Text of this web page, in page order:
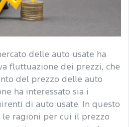
delle auto usate ha
fluttuazione dei prezzi, che
del prezzo delle auto
ha interessato sia i
di auto usate. In questo
le ragioni per cui il prezzo